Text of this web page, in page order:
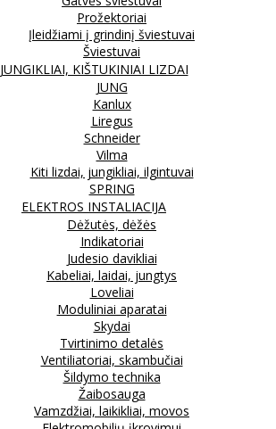
Prožektoriai
Įleidžiami į grindinį šviestuvai
Šviestuvai
JUNGIKLIAI, KIŠTUKINIAI LIZDAI
JUNG
Kanlux
Liregus
Schneider
Vilma
Kiti lizdai, jungikliai, ilgintuvai
SPRING
ELEKTROS INSTALIACIJA
Dėžutės, dėžės
Indikatoriai
Judesio davikliai
Kabeliai, laidai, jungtys
Loveliai
Moduliniai aparatai
Skydai
Tvirtinimo detalės
Ventiliatoriai, skambučiai
Šildymo technika
Žaibosauga
Vamzdžiai, laikikliai, movos